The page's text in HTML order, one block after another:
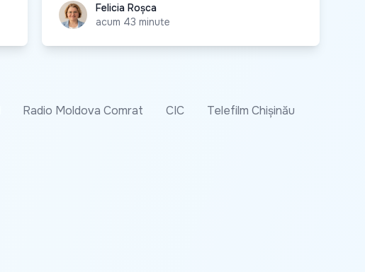
Felicia RoșcaFelicia Roșca
acum 43 minute
Radio Moldova Comrat CIC
Telefilm Chișinău